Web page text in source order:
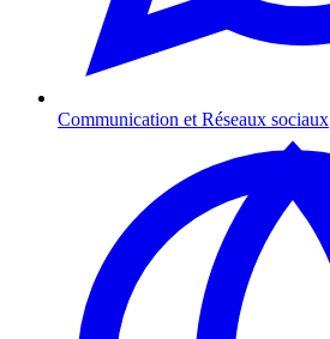
Communication et Réseaux sociaux